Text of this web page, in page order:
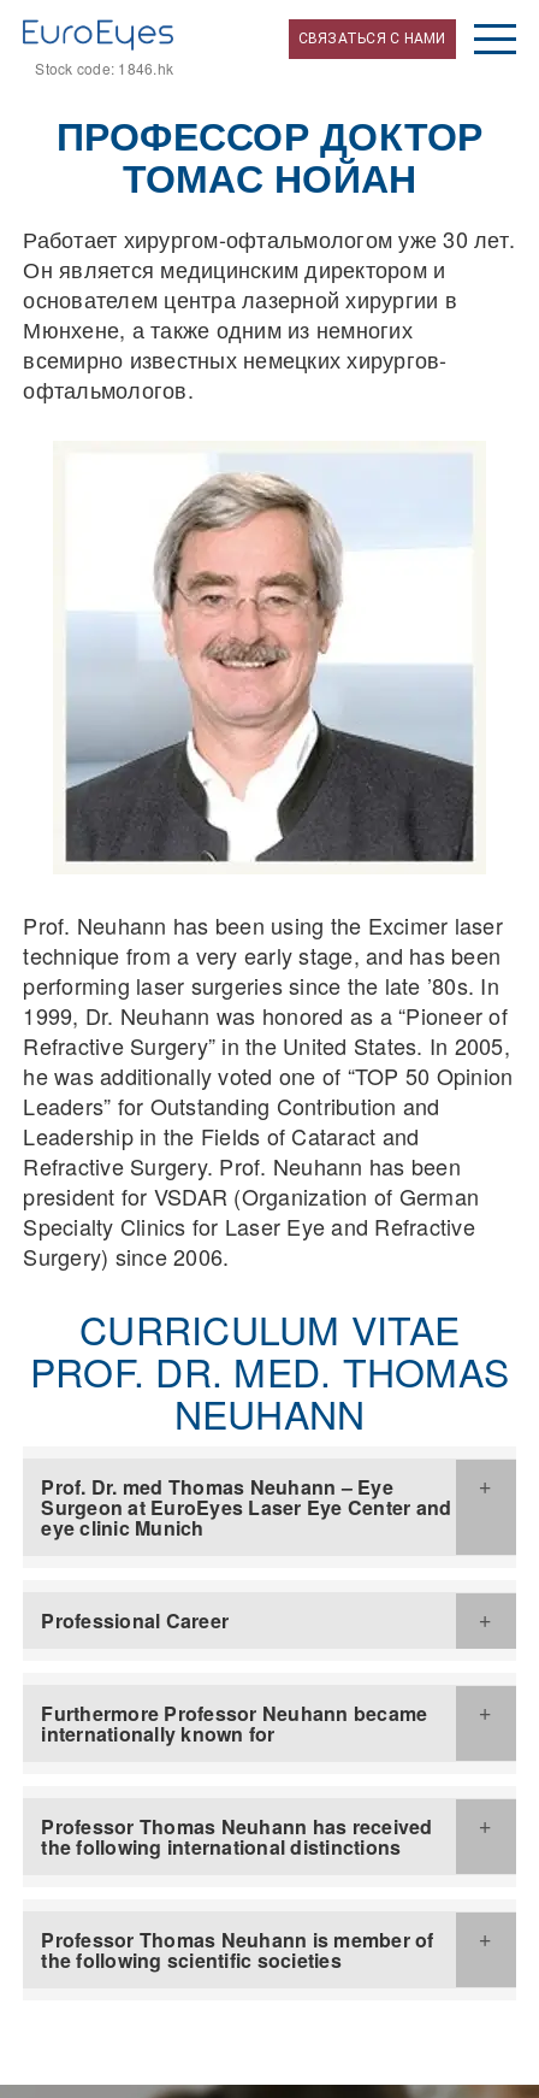
Stock code: 1846.hk
СВЯЗАТЬСЯ С НАМИ
ПРОФЕССОР ДОКТОР
ТОМАС НОЙАН
Работает хирургом-офтальмологом уже 30 лет.
Он является медицинским директором и
основателем центра лазерной хирургии в
Мюнхене, а также одним из немногих
всемирно известных немецких хирургов-
офтальмологов.
Prof. Neuhann has been using the Excimer laser
technique from a very early stage, and has been
performing laser surgeries since the late ’80s. In
1999, Dr. Neuhann was honored as a “Pioneer of
Refractive Surgery” in the United States. In 2005,
he was additionally voted one of “TOP 50 Opinion
Leaders” for Outstanding Contribution and
Leadership in the Fields of Cataract and
Refractive Surgery. Prof. Neuhann has been
president for VSDAR (Organization of German
Specialty Clinics for Laser Eye and Refractive
Surgery) since 2006.
CURRICULUM VITAE
PROF. DR. MED. THOMAS
NEUHANN
Prof. Dr. med Thomas Neuhann – Eye
Surgeon at EuroEyes Laser Eye Center and
eye clinic Munich
Professional Career
Furthermore Professor Neuhann became
internationally known for
Professor Thomas Neuhann has received
the following international distinctions
Professor Thomas Neuhann is member of
the following scientific societies